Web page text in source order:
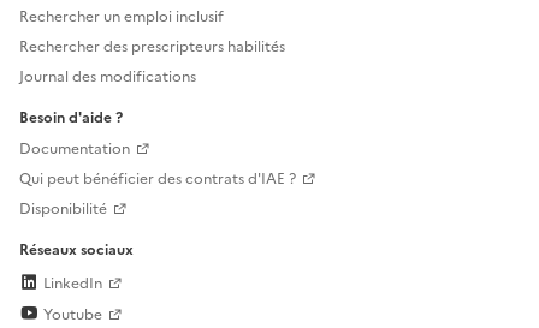
Rechercher un emploi inclusif
Rechercher des prescripteurs habilités
Journal des modifications
Besoin d'aide ?
Documentation
Qui peut bénéficier des contrats d'IAE ?
Disponibilité
Réseaux sociaux
LinkedIn
Youtube